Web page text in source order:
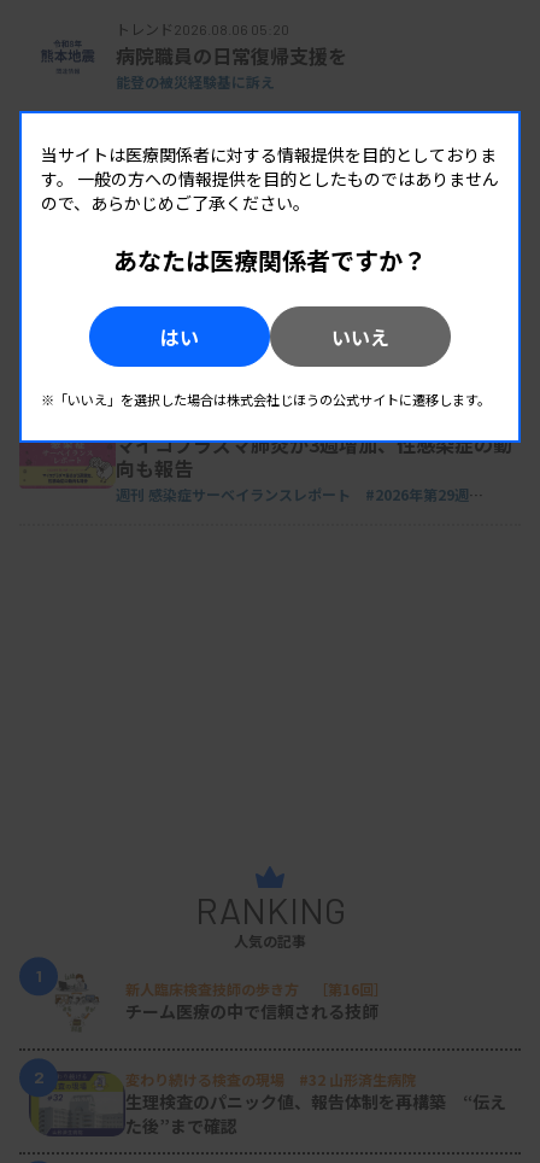
と思うので、ここで投票の流れをざっくりと説明し
たいと思います。
参院選の選挙方式は「選挙区」と「比例代表」の2
種類があり、まずは都道府県単位（原則）となって
いる選挙区での候補者名を書いて投票します。もう
名でも候補者個人名でも、どちらを書いてもOKと
いうのが大きなポイントです。全国どこからでも、
選挙に立候補した際、多くの臨床検査技師とその家
族、そして周りの方々に「A氏」の個人名を書いて
もらえるような土壌づくりです。目指すビジョンが
明確な一方で、大きなハードルになっているのが政
治活動の原動力となる会員の伸び悩みです。どんな
ルールや仕組みを作り変えるにしても、それらを要
望する声（会員）がどの程度あるかどうかが物事の
優先順位に直結します。日技連の現状を見ると、会
トレンド 2026.08.06 05:20
病院職員の日常復帰支援を
能登の被災経験基に訴え
酷暑の避難、なお8千人 1万棟被害、熊本40
度
トレンド
医療機関、被災80か所超 熊本地震で断水、
診療不可「命に関わる」
マイコプラズマ肺炎が3週増加、性感染症の動
向も報告
週刊 感染症サーベイランスレポート #2026年第29週
RANKING
人気の記事
1
新人臨床検査技師の歩き方 ［第16回］
チーム医療の中で信頼される技師
2 変わり続ける検査の現場 #32 山形済生病院
生理検査のパニック値、報告体制を再構築 “伝え
た後”まで確認
当サイトは医療関係者に対する情報提供を目的としておりま
す。 一般の方への情報提供を目的としたものではありません
ので、あらかじめご了承ください。
あなたは医療関係者ですか？
はい いいえ
※「いいえ」を選択した場合は株式会社じほうの公式サイトに遷移します。